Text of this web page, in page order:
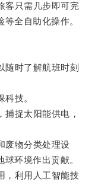
只需几步即可完
全自助化操作。
时了解航班时刻
技。
捉太阳能供电，
物分类处理设
环境作出贡献。
利用人工智能技